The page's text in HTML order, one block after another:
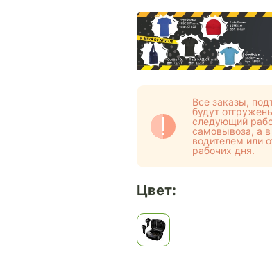
Все заказы,
будут
следующий
самовывоза, а
водителем или
рабочих дня.
Цвет: